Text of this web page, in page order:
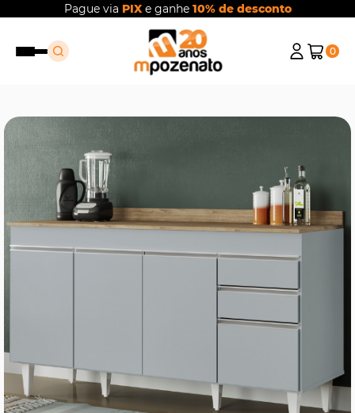
Pague via PIXe ganhe 10% de desconto
0